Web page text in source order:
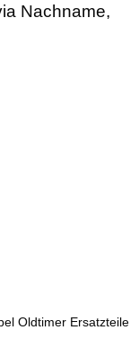
Nachname,
Oldtimer Ersatzteile